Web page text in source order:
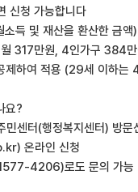
신청 가능합니다
득 및 재산을 환산한 금액
317만원, 4인가구 384만
제하여 적용 (29세 이하는
요?
민센터(행정복지센터) 방문
온라인 신청
4206)로도 문의 가능